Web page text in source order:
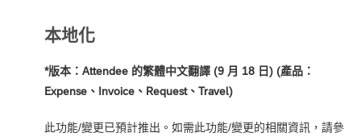
本地化
*版本：Attendee 的繁體中文翻譯 (9 月 18 日) (產品：
Expense、Invoice、Request、Travel)
此功能/變更已預計推出。如需此功能/變更的相關資訊，請參